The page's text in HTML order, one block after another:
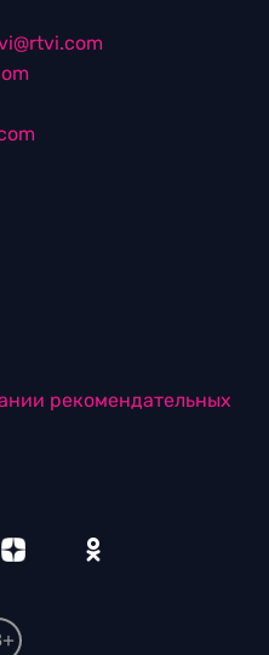
рекомендательных